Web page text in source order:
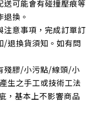
送可能會有碰撞壓痕等
換。
注意事項，完成訂單訂
/退換貨須知。如有問
殘膠/小污點/線頭/小
生之手工或技術工法
，基本上不影響商品